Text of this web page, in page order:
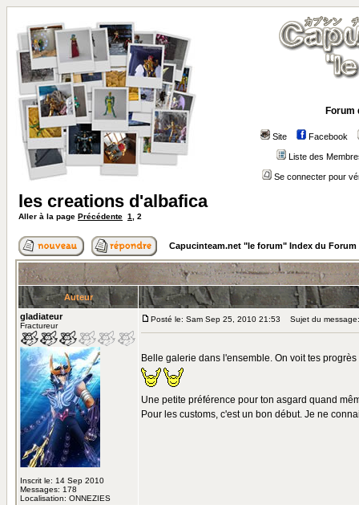
Forum
Site Facebook
Liste des
Se connecter pour
les creations d'albafica
Aller à la page Précédente 1 2
Capucinteam.net "le forum" Index du Forum
Auteur
gladiateur
Fractureur
Inscrit le: 14 Sep 2010
Messages: 178
Localisation: ONNEZIES
Posté le: Sam Sep 25, 2010 21:53 Sujet du message:
Belle galerie dans l'ensemble. On voit tes
Une petite préférence pour ton asgard quand
Pour les customs, c'est un bon début. Je ne